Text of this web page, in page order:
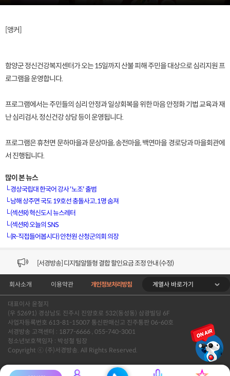
[앵커]
함양군 정신건강복지센터가 오는 15일까지 산불 피해 주민을 대상으로 심리지원 프
로그램을 운영합니다.
프로그램에서는 주민들의 심리 안정과 일상회복을 위한 마음 안정화 기법 교육과 재
난 심리검사, 정신건강 상담 등이 운영됩니다.
프로그램은 휴천면 문하마을과 문상마을, 송전마을, 백연마을 경로당과 마을회관에
서 진행됩니다.
많이 본 뉴스
└경상국립대 한국어 강사 '노조' 출범
└남해 상주면 국도 19호선 충돌사고..1명 숨져
└(섹션R) 혁신도시 뉴스레터
└(섹션R) 오늘의 SNS
└(R-직접들어봅시다) 안천원 산청군의회 의장
[서경방송] 일부 채널편성 변경 안내의 건 (7/22)
[서경방송] 디지털알뜰형 결합 할인요금 조정 안내 (수정)
[공지] 개인정보처리방침 (Ver2.15) 개정의 건 (7/1)
[서경방송] 일부 채널편성 변경 안내의 건 (7/1)
[VOD공지] 청춘초이스 이용금액 변경 안내
[서경방송] 일부 채널편성 변경 안내의 건 (7/22)
회사소개 이용약관 개인정보처리방침 계열사 바로가기
대표이사 윤철지
(우 52691) 경상남도 진주시 진양호로 532(동성동) 삼광빌딩 6F
사업자등록번호 613-81-15007 통신판매신고 진주통판 06-60호
서경방송 고객센터 : 1877-6666 , 055-740-3001
청소년보호책임자 : 박성철 팀장
Copyright ⓒ (주)서경방송. All Rights Reserved.